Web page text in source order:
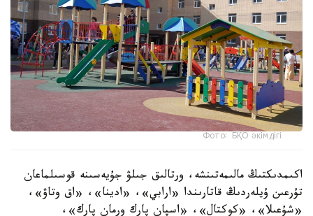
Фото: БҚО әкімдігі
اكىمدىكتىڭ مالىمەتىنشە، ورتالىق جىلۋ جۇيەسىنە قوسىلماعان
تۇرعىن ۇيلەردىڭ قاتارىندا «ارابي»، «ادينا»، «اق وتاۋ»،
«شۇعىلا»، «كوكتال»، «اسپان پارك ورمان پارك»،